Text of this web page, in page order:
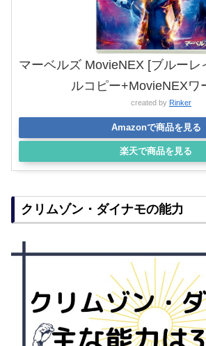
マーベルズ MovieNEX [ブルーレ
ルコピー+MovieNEXワ
created by Rinker
Amazonで商品を見る
楽天で商品を見る
クリムゾン・ダイナモの能力